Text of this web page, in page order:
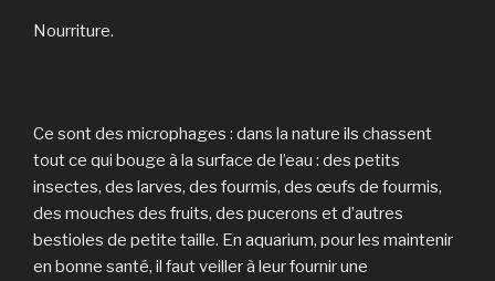
Nourriture.
Ce sont des microphages : dans la nature ils chassent
tout ce qui bouge à la surface de l’eau : des petits
insectes, des larves, des fourmis, des œufs de fourmis,
des mouches des fruits, des pucerons et d’autres
bestioles de petite taille. En aquarium, pour les maintenir
en bonne santé, il faut veiller à leur fournir une